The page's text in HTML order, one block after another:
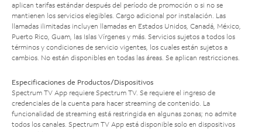
aplican tarifas estándar después del período de promoción o si no se
mantienen los servicios elegibles. Cargo adicional por instalación. Las
llamadas ilimitadas incluyen llamadas en Estados Unidos, Canadá, México,
Puerto Rico, Guam, las Islas Vírgenes y más. Servicios sujetos a todos los
términos y condiciones de servicio vigentes, los cuales están sujetos a
cambios. No están disponibles en todas las áreas. Se aplican restricciones.
Especificaciones de Productos/Dispositivos
Spectrum TV App requiere Spectrum TV. Se requiere el ingreso de
credenciales de la cuenta para hacer streaming de contenido. La
funcionalidad de streaming está restringida en algunas zonas; no admite
todos los canales. Spectrum TV App está disponible solo en dispositivos